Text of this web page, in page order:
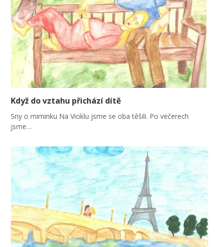
Když do vztahu přichází dítě
Sny o miminku Na Vioklu jsme se oba těšili. Po večerech
jsme…